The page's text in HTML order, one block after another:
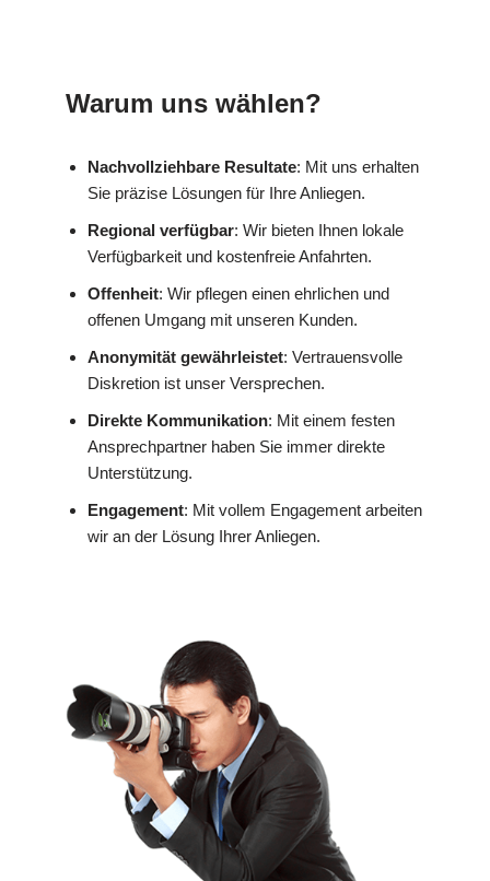
Warum uns wählen?
Nachvollziehbare Resultate: Mit uns erhalten
Sie präzise Lösungen für Ihre Anliegen.
Regional verfügbar: Wir bieten Ihnen lokale
Verfügbarkeit und kostenfreie Anfahrten.
Offenheit: Wir pflegen einen ehrlichen und
offenen Umgang mit unseren Kunden.
Anonymität gewährleistet: Vertrauensvolle
Diskretion ist unser Versprechen.
Direkte Kommunikation: Mit einem festen
Ansprechpartner haben Sie immer direkte
Unterstützung.
Engagement: Mit vollem Engagement arbeiten
wir an der Lösung Ihrer Anliegen.